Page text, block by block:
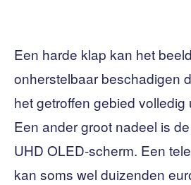
Een harde klap kan het
onherstelbaar beschadigen
het getroffen gebied volledig
Een ander groot nadeel is
UHD OLED-scherm. Een
kan soms wel duizenden